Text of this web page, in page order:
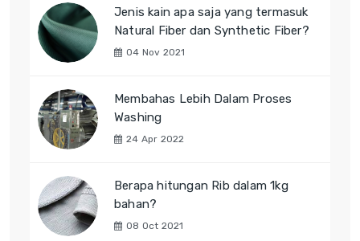
Jenis kain apa saja yang termasuk
Natural Fiber dan Synthetic Fiber?
04 Nov 2021
Membahas Lebih Dalam Proses
Washing
24 Apr 2022
Berapa hitungan Rib dalam 1kg
bahan?
08 Oct 2021